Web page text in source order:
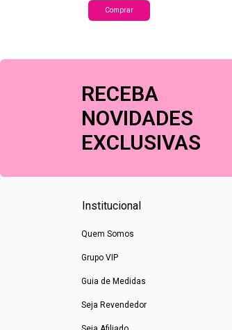
Comprar
RECEBA
NOVIDADES
EXCLUSIVAS
Institucional
Quem Somos
Grupo VIP
Guia de Medidas
Seja Revendedor